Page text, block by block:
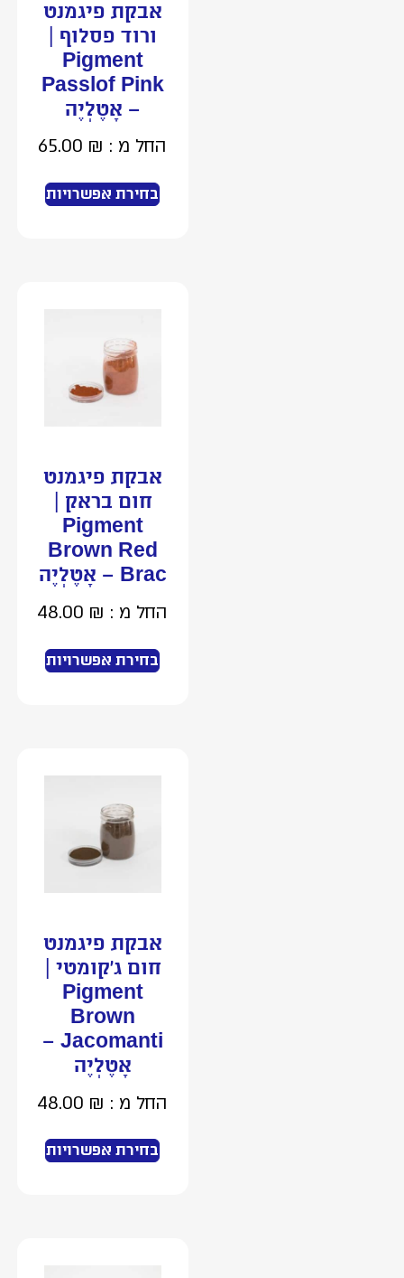
אבקת פיגמנט
ורוד פסלוף |
Pigment
Passlof Pink
– אָטֶלְיֶה
החל מ : 65.00₪
בחירת אפשרויות
אבקת פיגמנט
חום בראק |
Pigment
Brown Red
Brac – אָטֶלְיֶה
החל מ : 48.00₪
בחירת אפשרויות
אבקת פיגמנט
חום ג’קומטי |
Pigment
Brown
Jacomanti –
אָטֶלְיֶה
החל מ : 48.00₪
בחירת אפשרויות